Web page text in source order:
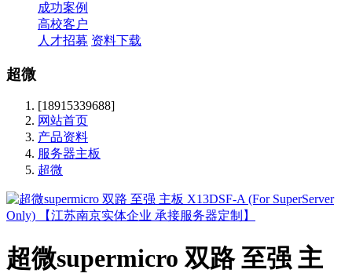
成功案例
高校客户
人才招募 资料下载
超微
[18915339688]
网站首页
产品资料
服务器主板
超微
超微supermicro 双路 至强 主